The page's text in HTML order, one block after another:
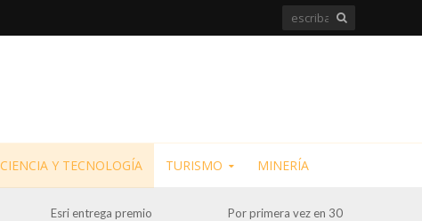
CIENCIA Y TECNOLOGÍA TURISMO MINERÍA
Esri entrega premio
Por primera vez en 30